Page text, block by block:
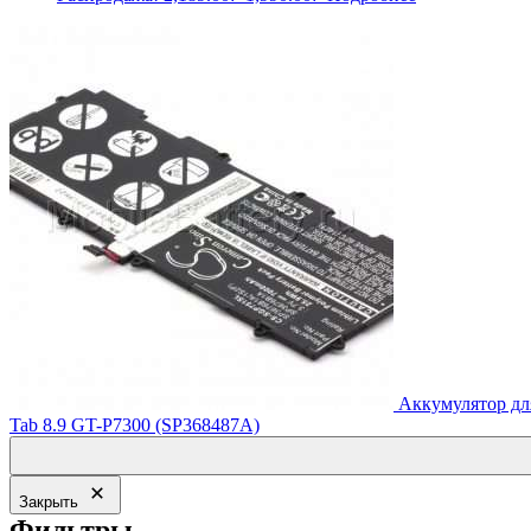
Аккумулятор
Tab 8.9 GT-P7300 (SP368487A)
Закрыть